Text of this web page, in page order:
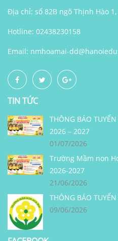
Địa chỉ: số 82B ngõ Thịnh Hào
Hotline: 02438230158
Email: nmhoamai-
TIN TỨC
THÔNG BÁO
2026 – 2027
01/07/2026
Trường Mầm non
2026-2027
21/06/2026
THÔNG BÁO
09/06/2026